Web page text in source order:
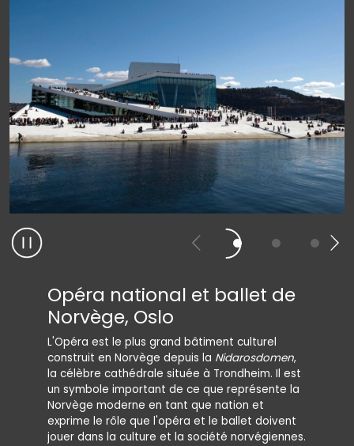
Opéra national et ballet de
Norvège, Oslo
L'Opéra est le plus grand bâtiment culturel
construit en Norvège depuis la Nidarosdomen,
la célèbre cathédrale située à Trondheim. Il est
un symbole important de ce que représente la
Norvège moderne en tant que nation et
exprime le rôle que l'opéra et le ballet doivent
jouer dans la culture et la société norvégiennes.